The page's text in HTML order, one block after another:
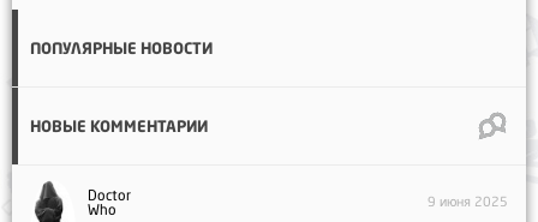
ПОПУЛЯРНЫЕ НОВОСТИ
НОВЫЕ КОММЕНТАРИИ
Doctor
Who
9 июня 2025